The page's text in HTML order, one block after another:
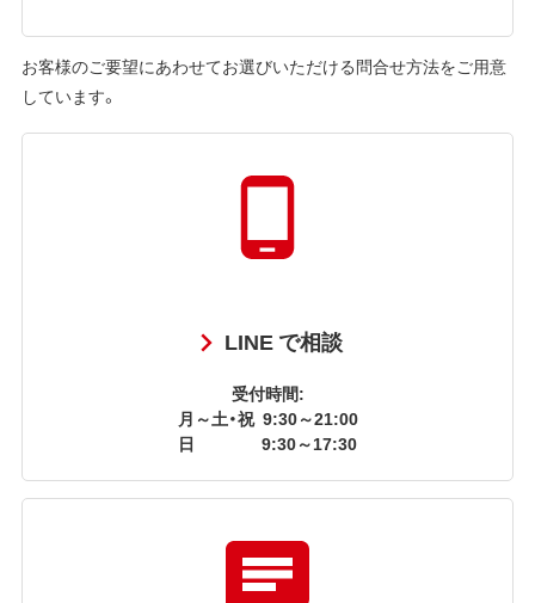
お客様のご要望にあわせてお選びいただける問合せ方法をご用意
しています。
LINE で相談
受付時間:
月～土・祝 9:30～21:00
日
9:30～17:30